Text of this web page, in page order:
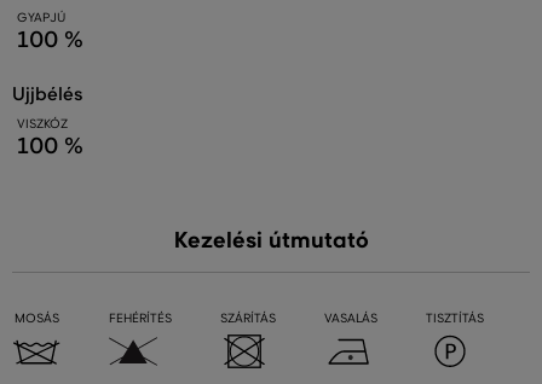
GYAPJÚ
100 %
ujjbélés
VISZKÓZ
100 %
Kezelési útmutató
MOSÁS FEHÉRÍTÉS SZÁRÍTÁS VASALÁS TISZTÍTÁS